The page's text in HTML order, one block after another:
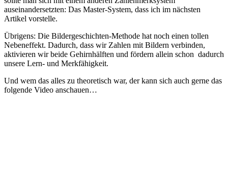
auseinandersetzten: Das Master-System, dass ich im nächsten
Artikel vorstelle.
Übrigens: Die Bildergeschichten-Methode hat noch einen tollen
Nebeneffekt. Dadurch, dass wir Zahlen mit Bildern verbinden,
aktivieren wir beide Gehirnhälften und fördern allein schon dadurch
unsere Lern- und Merkfähigkeit.
Und wem das alles zu theoretisch war, der kann sich auch gerne das
folgende Video anschauen…